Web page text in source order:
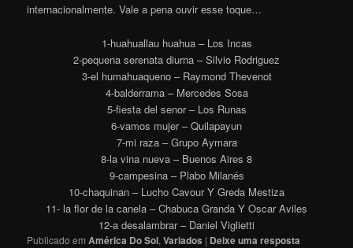
internacionalmente. Vale a pena ouvir esse toque…
1-huahuallau huahua – Los Incas
2-pequena serenata diurna – Silvio Rodriguez
3-el humahuaqueno – Raymond Thevenot
4-balderrama – Mercedes Sosa
5-fiesta del senor – Los Runas
6-vamos mujer – Quilapayun
7-mi raza – Grupo Aymara
8-la vina nueva – Buenos Aires 8
9-campesina – Plabo Milanés
10-chaquinan – Lucho Cavour Y Greda Mestiza
11- la flor de la canela – Chabuca Granda Y Oscar Aviles
12-a desalambrar – Daniel Viglietti
Publicado em América Do Sol,Variados | Deixe uma resposta